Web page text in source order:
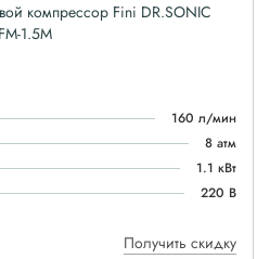
компрессор Fini DR.SONIC
1.5M
160 л/мин
8 атм
1.1 кВт
220 В
Получить скидку